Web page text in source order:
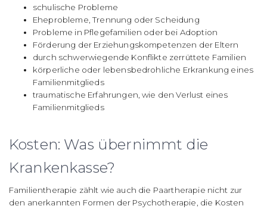
schulische Probleme
Eheprobleme, Trennung oder Scheidung
Probleme in Pflegefamilien oder bei Adoption
Förderung der Erziehungskompetenzen der Eltern
durch schwerwiegende Konflikte zerrüttete Familien
körperliche oder lebensbedrohliche Erkrankung eines
Familienmitglieds
traumatische Erfahrungen, wie den Verlust eines
Familienmitglieds
Kosten: Was übernimmt die
Krankenkasse?
Familientherapie zählt wie auch die Paartherapie nicht zur
den anerkannten Formen der Psychotherapie, die Kosten